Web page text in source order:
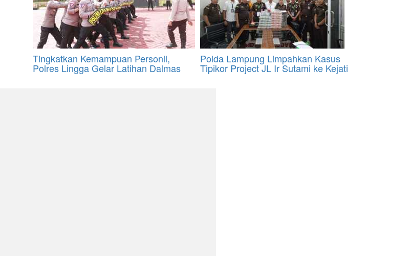
Tingkatkan Kemampuan Personil,
Polres Lingga Gelar Latihan Dalmas
Polda Lampung Limpahkan Kasus
Tipikor Project JL Ir Sutami ke Kejati